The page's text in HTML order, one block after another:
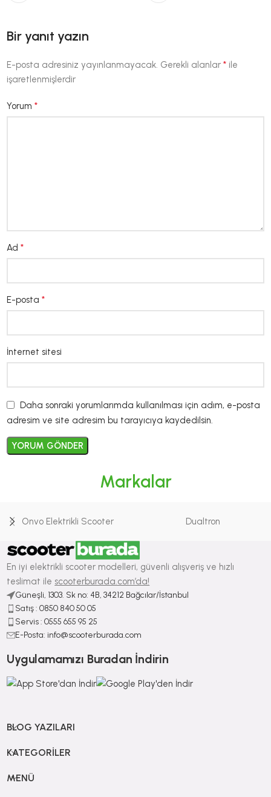
Bir yanıt yazın
E-posta adresiniz yayınlanmayacak. Gerekli alanlar* ile
işaretlenmişlerdir
Yorum*
Ad*
E-posta*
İnternet sitesi
Daha sonraki yorumlarımda kullanılması için adım, e-posta
adresim ve site adresim bu tarayıcıya kaydedilsin.
Markalar
Onvo Elektrikli Scooter Dualtron
En iyi elektrikli scooter modelleri, güvenli alışveriş ve hızlı
teslimat ile scooterburada.com’da!
Güneşli, 1303. Sk no: 4B, 34212 Bağcılar/İstanbul
Satış : ⁠0850 840 50 05
Servis : 0555 655 95 25
E-Posta: info@scooterburada.com
Uygulamamızı Buradan İndirin
BLOG YAZILARI
KATEGORILER
MENÜ